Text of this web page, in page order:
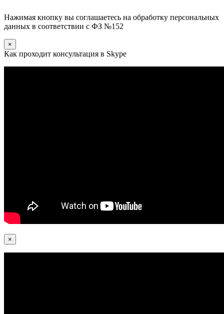
Нажимая кнопку вы соглашаетесь на обработку персональных
данных в соответствии с ФЗ №152
×
Как проходит консультация в Skype
×